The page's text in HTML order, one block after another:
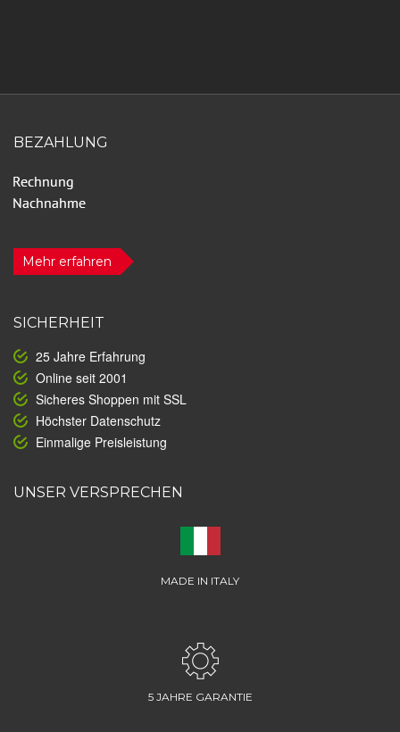
BEZAHLUNG
Mehr erfahren
SICHERHEIT
25 Jahre Erfahrung
Online seit 2001
Sicheres Shoppen mit SSL
Höchster Datenschutz
Einmalige Preisleistung
UNSER VERSPRECHEN
MADE IN ITALY
5 JAHRE GARANTIE